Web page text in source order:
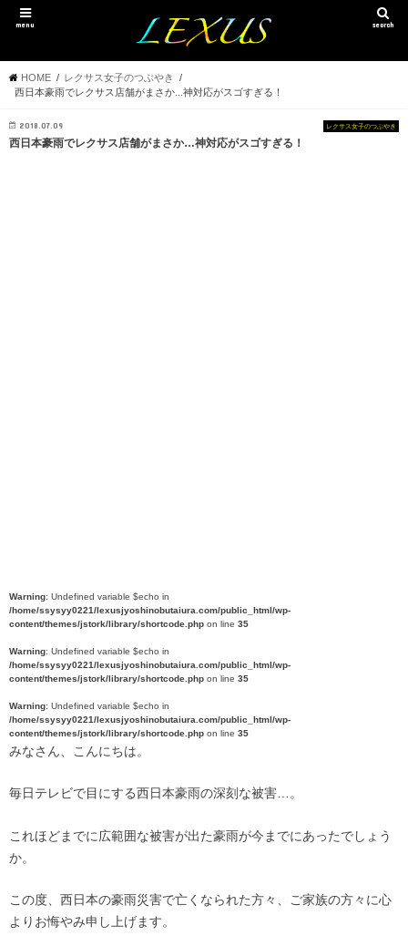
search
menu
HOME
レクサス女子のつぶやき
西日本豪雨でレクサス店舗がまさか...神対応がスゴすぎる！
レクサス女子のつぶやき
2018.07.09
西日本豪雨でレクサス店舗がまさか…神対応がスゴすぎる！
Warning: Undefined variable $echo in
/home/ssysyy0221/lexusjyoshinobutaiura.com/public_html/wp-
content/themes/jstork/library/shortcode.php on line35
Warning: Undefined variable $echo in
/home/ssysyy0221/lexusjyoshinobutaiura.com/public_html/wp-
content/themes/jstork/library/shortcode.php on line35
Warning: Undefined variable $echo in
/home/ssysyy0221/lexusjyoshinobutaiura.com/public_html/wp-
content/themes/jstork/library/shortcode.php on line35
みなさん、こんにちは。
毎日テレビで目にする西日本豪雨の深刻な被害…。
これほどまでに広範囲な被害が出た豪雨が今までにあったでしょう
か。
この度、西日本の豪雨災害で亡くなられた方々、ご家族の方々に心
よりお悔やみ申し上げます。